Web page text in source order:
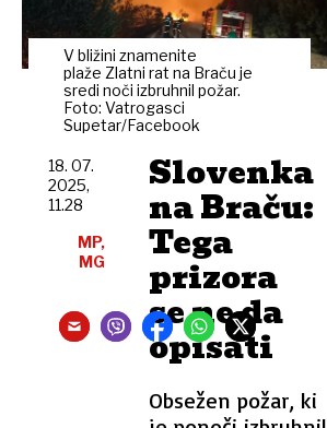
V bližini znamenite
plaže Zlatni rat na Braču je
sredi noči izbruhnil požar.
Foto: Vatrogasci
Supetar/Facebook
Slovenka
na Braču:
Tega
prizora
se ne da
opisati
Obsežen požar, ki
18. 07.
2025,
11.28
MP,
MG